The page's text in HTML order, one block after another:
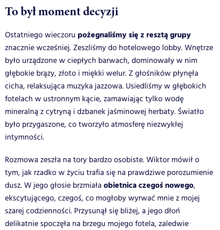
To był moment decyzji
Ostatniego wieczoru pożegnaliśmy się z resztą grupy
znacznie wcześniej. Zeszliśmy do hotelowego lobby. Wnętrze
było urządzone w ciepłych barwach, dominowały w nim
głębokie brązy, złoto i miękki welur. Z głośników płynęła
cicha, relaksująca muzyka jazzowa. Usiedliśmy w głębokich
fotelach w ustronnym kącie, zamawiając tylko wodę
mineralną z cytryną i dzbanek jaśminowej herbaty. Światło
było przygaszone, co tworzyło atmosferę niezwykłej
intymności.
Rozmowa zeszła na tory bardzo osobiste. Wiktor mówił o
tym, jak rzadko w życiu trafia się na prawdziwe porozumienie
dusz. W jego głosie brzmiała obietnica czegoś nowego,
ekscytującego, czegoś, co mogłoby wyrwać mnie z mojej
szarej codzienności. Przysunął się bliżej, a jego dłoń
delikatnie spoczęła na brzegu mojego fotela, zaledwie